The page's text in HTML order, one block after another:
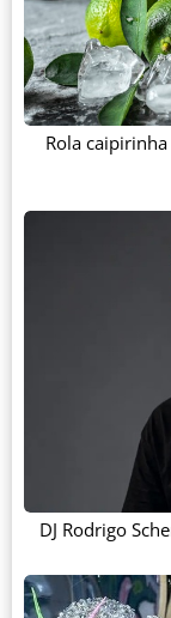
Rola
DJ Rodrigo